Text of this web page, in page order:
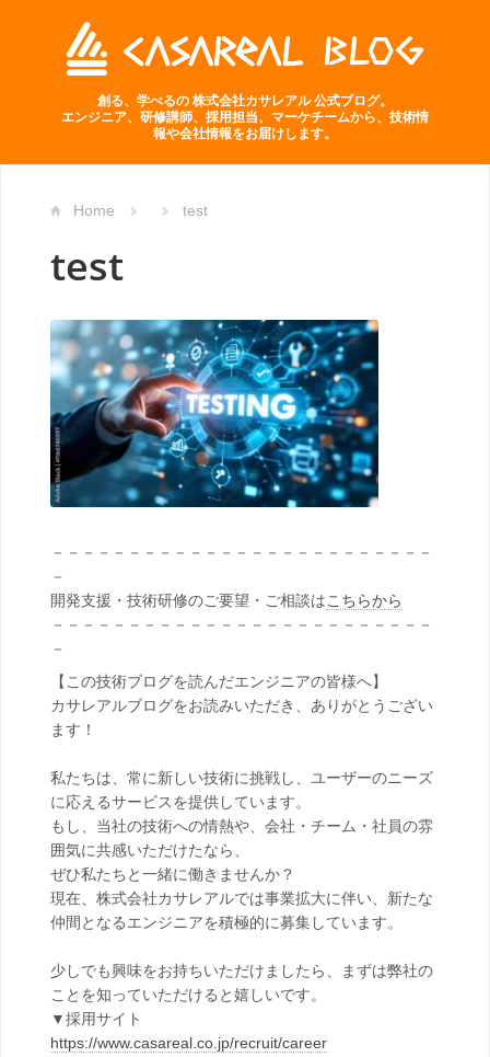
創る、学べるの 株式会社カサレアル 公式ブログ。
エンジニア、研修講師、採用担当、マーケチームから、技術情
報や会社情報をお届けします。
Home test
test
－－－－－－－－－－－－－－－－－－－－－－－－－
－
開発支援・技術研修のご要望・ご相談はこちらから
－－－－－－－－－－－－－－－－－－－－－－－－－
－
【この技術ブログを読んだエンジニアの皆様へ】
カサレアルブログをお読みいただき、ありがとうござい
ます！
私たちは、常に新しい技術に挑戦し、ユーザーのニーズ
に応えるサービスを提供しています。
もし、当社の技術への情熱や、会社・チーム・社員の雰
囲気に共感いただけたなら、
ぜひ私たちと一緒に働きませんか？
現在、株式会社カサレアルでは事業拡大に伴い、新たな
仲間となるエンジニアを積極的に募集しています。
少しでも興味をお持ちいただけましたら、まずは弊社の
ことを知っていただけると嬉しいです。
▼採用サイト
https://www.casareal.co.jp/recruit/career